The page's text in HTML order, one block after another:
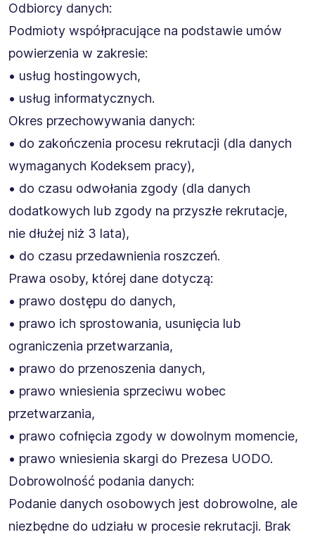
Odbiorcy danych:
Podmioty współpracujące na podstawie umów
powierzenia w zakresie:
• usług hostingowych,
• usług informatycznych.
Okres przechowywania danych:
• do zakończenia procesu rekrutacji (dla danych
wymaganych Kodeksem pracy),
• do czasu odwołania zgody (dla danych
dodatkowych lub zgody na przyszłe rekrutacje,
nie dłużej niż 3 lata),
• do czasu przedawnienia roszczeń.
Prawa osoby, której dane dotyczą:
• prawo dostępu do danych,
• prawo ich sprostowania, usunięcia lub
ograniczenia przetwarzania,
• prawo do przenoszenia danych,
• prawo wniesienia sprzeciwu wobec
przetwarzania,
• prawo cofnięcia zgody w dowolnym momencie,
• prawo wniesienia skargi do Prezesa UODO.
Dobrowolność podania danych:
Podanie danych osobowych jest dobrowolne, ale
niezbędne do udziału w procesie rekrutacji. Brak